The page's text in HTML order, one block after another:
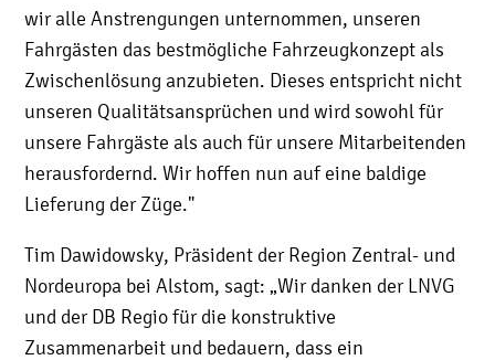
wir alle Anstrengungen unternommen, unseren
Fahrgästen das bestmögliche Fahrzeugkonzept als
Zwischenlösung anzubieten. Dieses entspricht nicht
unseren Qualitätsansprüchen und wird sowohl für
unsere Fahrgäste als auch für unsere Mitarbeitenden
herausfordernd. Wir hoffen nun auf eine baldige
Lieferung der Züge."
Tim Dawidowsky, Präsident der Region Zentral- und
Nordeuropa bei Alstom, sagt: „Wir danken der LNVG
und der DB Regio für die konstruktive
Zusammenarbeit und bedauern, dass ein